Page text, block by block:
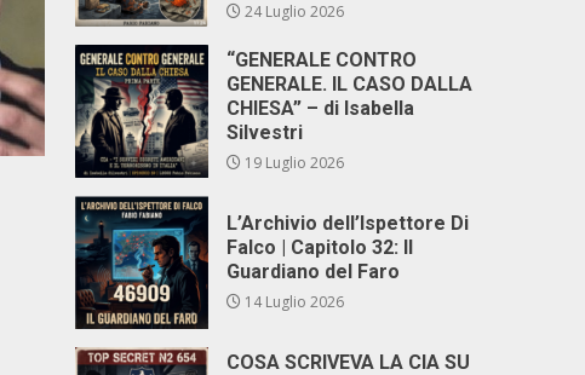
24 Luglio 2026
“GENERALE CONTRO
GENERALE. IL CASO DALLA
CHIESA” – di Isabella
Silvestri
19 Luglio 2026
L’Archivio dell’Ispettore Di
Falco | Capitolo 32: Il
Guardiano del Faro
14 Luglio 2026
COSA SCRIVEVA LA CIA SU